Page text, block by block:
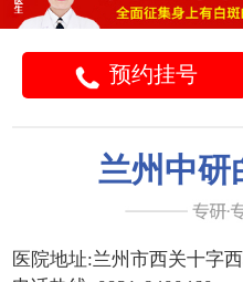
预约挂号
兰州中研
医院地址:兰州市西关十字